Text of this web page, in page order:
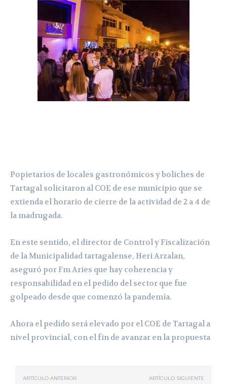
Popietarios de locales gastronómicos y boliches de
Tartagal solicitaron al COE de ese municipio que se
extienda el horario de cierre de la actividad de 2 a 4 de
la madrugada.
En este sentido, el director de Control y Fiscalización
de la Municipalidad tartagalense, Heri Arzalan,
aseguró por Fm Aries que hay coherencia y
responsabilidad en el pedido del sector que fue
golpeado desde que comenzó la pandemia.
Ahora el pedido será elevado por el COE de Tartagal a
nivel provincial, con el fin de avanzar en la propuesta
ARTÍCULO ANTERIOR ARTÍCULO SIGUIENTE